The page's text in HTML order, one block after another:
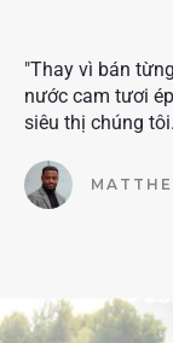
"Thay vì bán
nước cam tươi
siêu thị chúng